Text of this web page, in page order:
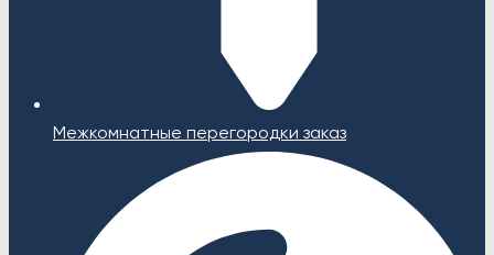
Межкомнатные перегородки заказ